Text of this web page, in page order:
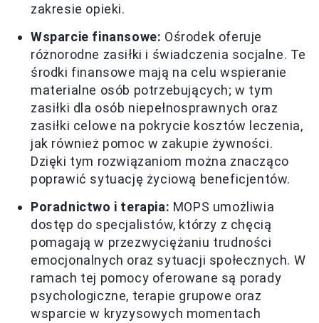
zakresie opieki.
Wsparcie finansowe: Ośrodek oferuje
różnorodne zasiłki i świadczenia socjalne. Te
środki finansowe mają na celu wspieranie
materialne osób potrzebujących; w tym
zasiłki dla osób niepełnosprawnych oraz
zasiłki celowe na pokrycie kosztów leczenia,
jak również pomoc w zakupie żywności.
Dzięki tym rozwiązaniom można znacząco
poprawić sytuację życiową beneficjentów.
Poradnictwo i terapia: MOPS umożliwia
dostęp do specjalistów, którzy z chęcią
pomagają w przezwyciężaniu trudności
emocjonalnych oraz sytuacji społecznych. W
ramach tej pomocy oferowane są porady
psychologiczne, terapie grupowe oraz
wsparcie w kryzysowych momentach